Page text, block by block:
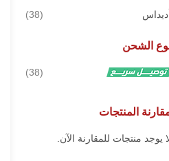
38قطع
الشحن
38قطع
المنتجات
يوجد منتجات للمقارنة الآن.